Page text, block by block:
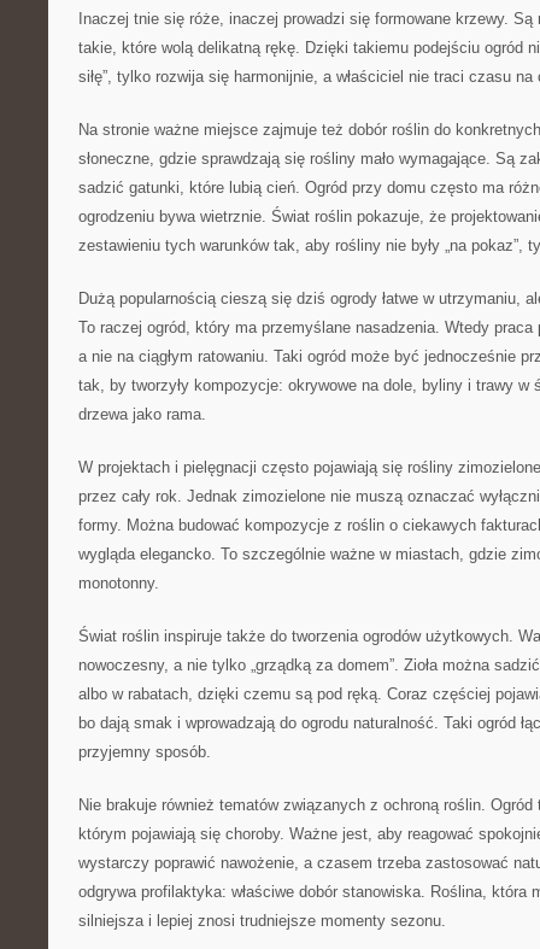
Inaczej tnie się róże, inaczej prowadzi się formowane krzewy.
takie, które wolą delikatną rękę. Dzięki takiemu podejściu ogród
siłę”, tylko rozwija się harmonijnie, a właściciel nie traci czasu na
Na stronie ważne miejsce zajmuje też dobór roślin do
słoneczne, gdzie sprawdzają się rośliny mało wymagające. Są
sadzić gatunki, które lubią cień. Ogród przy domu często ma
ogrodzeniu bywa wietrznie. Świat roślin pokazuje, że
zestawieniu tych warunków tak, aby rośliny nie były „na pokaz”,
Dużą popularnością cieszą się dziś ogrody łatwe w utrzymaniu,
To raczej ogród, który ma przemyślane nasadzenia. Wtedy praca
a nie na ciągłym ratowaniu. Taki ogród może być jednocześnie
tak, by tworzyły kompozycje: okrywowe na dole, byliny i trawy w
drzewa jako rama.
W projektach i pielęgnacji często pojawiają się rośliny
przez cały rok. Jednak zimozielone nie muszą oznaczać
formy. Można budować kompozycje z roślin o ciekawych
wygląda elegancko. To szczególnie ważne w miastach, gdzie
monotonny.
Świat roślin inspiruje także do tworzenia ogrodów użytkowych.
nowoczesny, a nie tylko „grządką za domem”. Zioła można
albo w rabatach, dzięki czemu są pod ręką. Coraz częściej
bo dają smak i wprowadzają do ogrodu naturalność. Taki ogród
przyjemny sposób.
Nie brakuje również tematów związanych z ochroną roślin.
którym pojawiają się choroby. Ważne jest, aby reagować
wystarczy poprawić nawożenie, a czasem trzeba zastosować
odgrywa profilaktyka: właściwe dobór stanowiska. Roślina, która
silniejsza i lepiej znosi trudniejsze momenty sezonu.